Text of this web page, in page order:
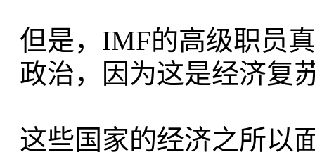
但是，IMF的高级职员
政治，因为这是经济复
这些国家的经济之所以